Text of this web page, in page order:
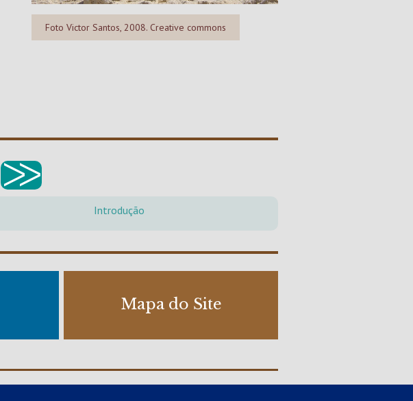
Foto Victor Santos, 2008. Creative commons
>>
Introdução
Mapa do Site